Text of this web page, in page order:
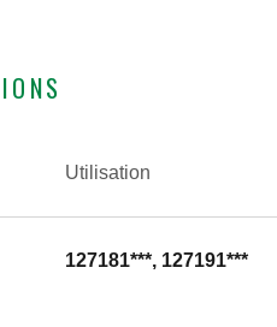
Utilisation
127181***, 127191***